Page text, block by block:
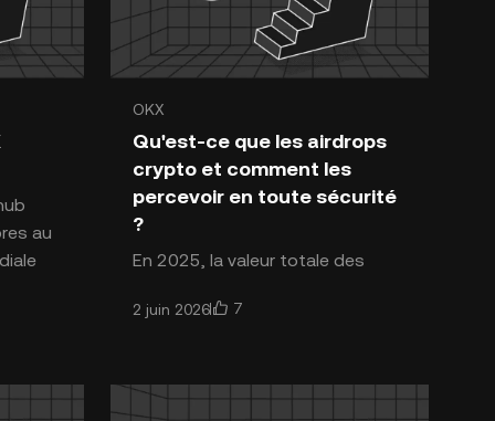
au
OKX
Qu'est-ce que les airdrops
crypto et comment les
percevoir en toute sécurité
?
En 2025, la valeur totale des
dépassé 2 milliards de dollars,
2 juin 2026 7